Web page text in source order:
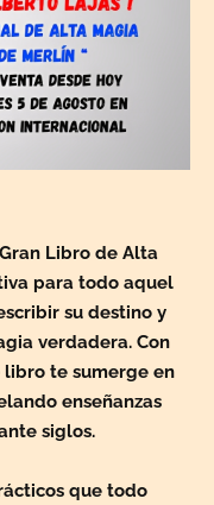
Libro de Alta
para todo aquel
su destino y
verdadera. Con
te sumerge en
enseñanzas
siglos.
que todo